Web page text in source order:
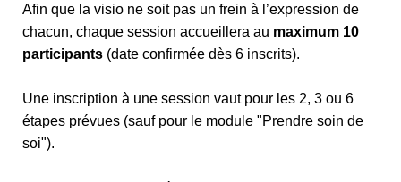
Afin que la visio ne soit pas un frein à l’expression de
chacun, chaque session accueillera au maximum 10
participants (date confirmée dès 6 inscrits).
Une inscription à une session vaut pour les 2, 3 ou 6
étapes prévues (sauf pour le module "Prendre soin de
soi").